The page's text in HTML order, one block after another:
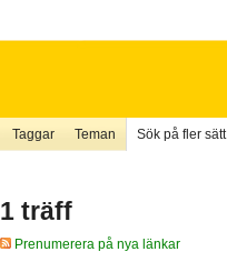
Taggar Teman Sök på fler sätt
1 träff
Prenumerera på nya länkar